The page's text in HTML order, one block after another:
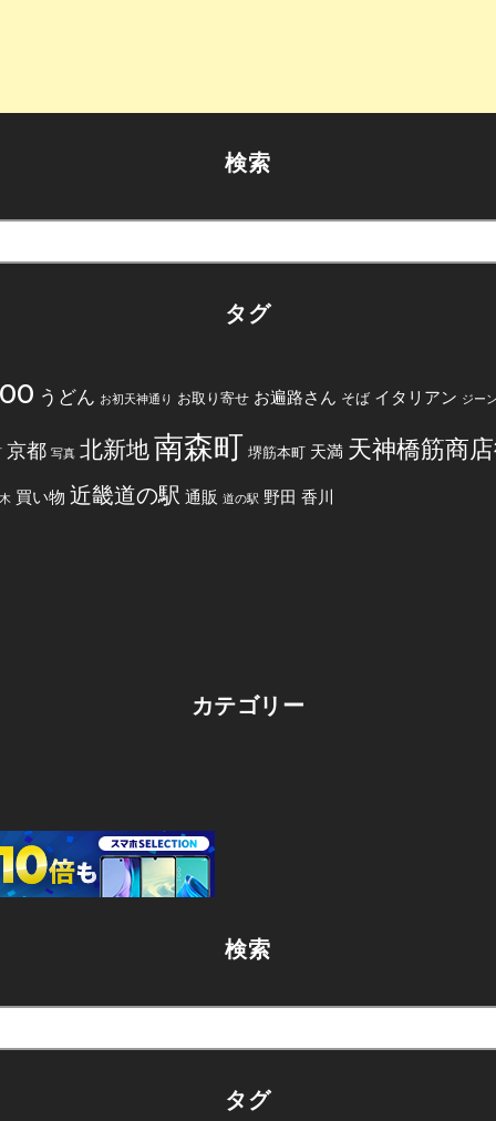
検索
タグ
うどん お初天神通り お取り寄せ お遍路さん そば イタリアン ジー
京都 写真 北新地南森町 堺筋本町 天満 天神橋筋商
買い物 近畿道の駅 通販 道の駅 野田 香川
カテゴリー
検索
タグ